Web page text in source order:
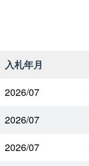
入札年月
2026/07
2026/07
2026/07